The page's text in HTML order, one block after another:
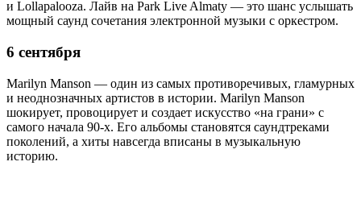
и Lollapalooza. Лайв на Park Live Almaty — это шанс услышать
мощный саунд сочетания электронной музыки с оркестром.
6 сентября
Marilyn Manson — один из самых противоречивых, гламурных
и неоднозначных артистов в истории. Marilyn Manson
шокирует, провоцирует и создает искусство «на грани» с
самого начала 90-х. Его альбомы становятся саундтреками
поколений, а хиты навсегда вписаны в музыкальную
историю.